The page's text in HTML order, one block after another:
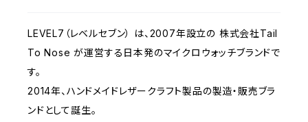
LEVEL7（レベルセブン） は、2007年設立の 株式会社Tail
To Nose が運営する日本発のマイクロウォッチブランドで
す。
2014年、ハンドメイドレザークラフト製品の製造・販売ブラ
ンドとして誕生。